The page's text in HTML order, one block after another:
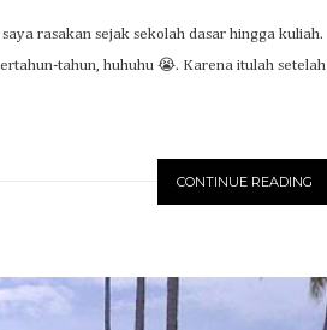
rasakan sejak sekolah dasar hingga kuliah.
tahun, huhuhu 😭. Karena itulah setelah
CONTINUE READING